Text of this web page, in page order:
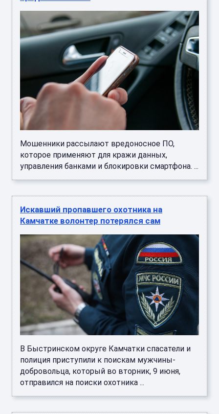
Мошенники рассылают вредоносное ПО,
которое применяют для кражи данных,
управления банками и блокировки смартфона. ...
Искавший пропавшего охотника на
Камчатке волонтер потерялся сам
В Быстринском округе Камчатки спасатели и
полиция приступили к поискам мужчины-
добровольца, который во вторник, 9 июня,
отправился на поиски охотника ...